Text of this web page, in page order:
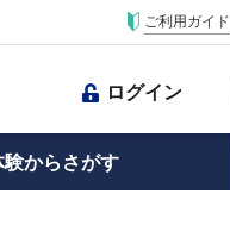
ご利用ガイド
ログイン
からさがす